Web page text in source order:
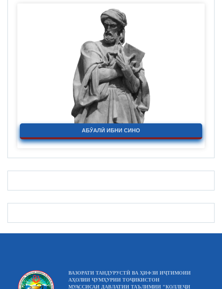
АБӮАЛӢ ИБНИ СИНО
ВАЗОРАТИ ТАНДУРУСТӢ ВА ҲИФЗИ ИҶТИМОИИ
АҲОЛИИ ҶУМҲУРИИ ТОҶИКИСТОН
МУАССИСАИ ДАВЛАТИИ ТАЪЛИМИИ "КОЛЛЕҶИ